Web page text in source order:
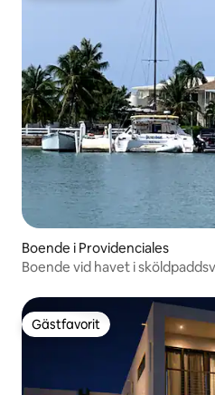
Boende i Providenciales
Boende vid havet i
Gästfavorit
Gästfavorit